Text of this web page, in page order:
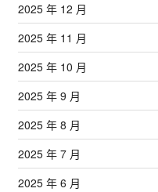
2025 年 12 月
2025 年 11 月
2025 年 10 月
2025 年 9 月
2025 年 8 月
2025 年 7 月
2025 年 6 月